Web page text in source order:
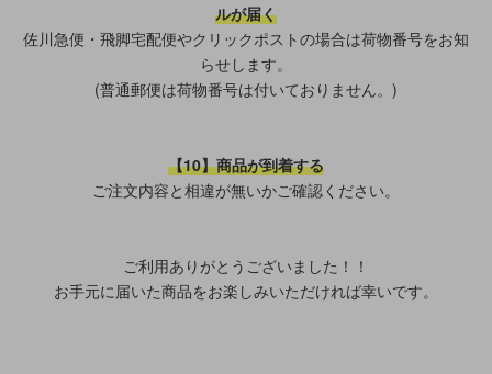
ルが届く
佐川急便・飛脚宅配便やクリックポストの場合は荷物番号をお知
らせします。
(普通郵便は荷物番号は付いておりません。)
【10】商品が到着する
ご注文内容と相違が無いかご確認ください。
ご利用ありがとうございました！！
お手元に届いた商品をお楽しみいただければ幸いです。